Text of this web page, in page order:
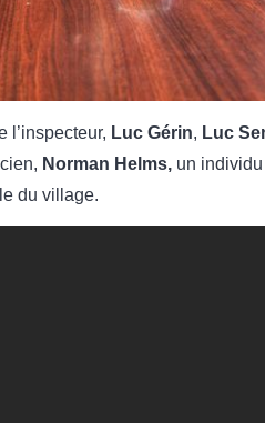
l’inspecteur, Luc Gérin, Luc
Norman Helms, un
du village.